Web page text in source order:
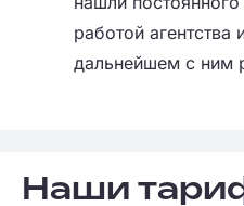
работой
дальнейшем с ним
Наши